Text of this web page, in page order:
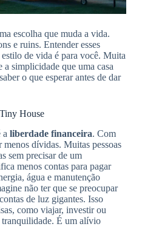
escolha que muda a vida.
e ruins. Entender esses
de vida é para você. Muita
a simplicidade que uma casa
o que esperar antes de dar
House
a liberdade financeira. Com
dívidas. Muitas pessoas
sem precisar de um
menos contas para pagar
água e manutenção
não ter que se preocupar
de luz gigantes. Isso
como viajar, investir ou
É um alívio